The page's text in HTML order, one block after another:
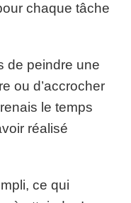
chaque tâche
de peindre une
ou d’accrocher
le temps
réalisé
ce qui